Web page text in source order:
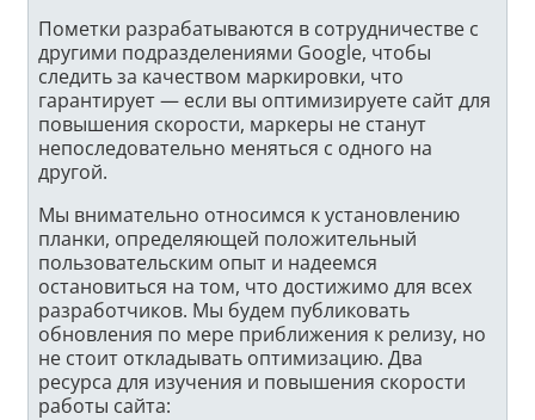
Пометки разрабатываются в сотрудничестве с
другими подразделениями Google, чтобы
следить за качеством маркировки, что
гарантирует — если вы оптимизируете сайт для
повышения скорости, маркеры не станут
непоследовательно меняться с одного на
другой.
Мы внимательно относимся к установлению
планки, определяющей положительный
пользовательским опыт и надеемся
остановиться на том, что достижимо для всех
разработчиков. Мы будем публиковать
обновления по мере приближения к релизу, но
не стоит откладывать оптимизацию. Два
ресурса для изучения и повышения скорости
работы сайта: